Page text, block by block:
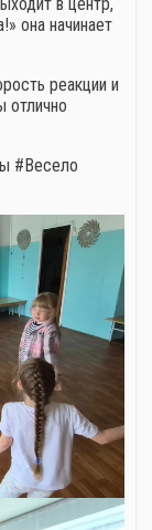
в центр,
она начинает
реакции и
отлично
#Весело